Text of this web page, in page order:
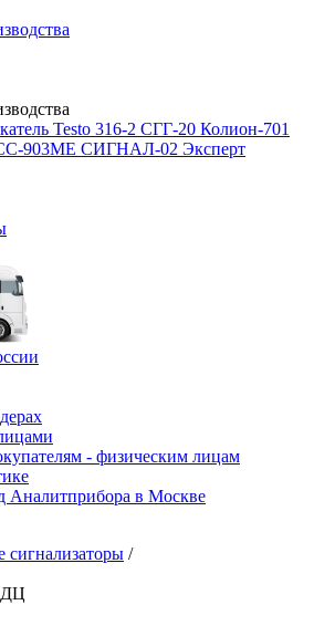
Testo 316-2 СГГ-20 Колион-701
903МЕ СИГНАЛ-02 Эксперт
- физическим лицам
Аналитприбора в Москве
сигнализаторы /
ДЦ